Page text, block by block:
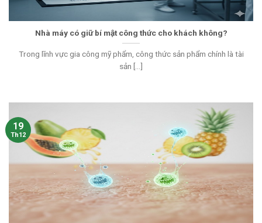
Nhà máy có giữ bí mật công thức cho khách không?
Trong lĩnh vực gia công mỹ phẩm, công thức sản phẩm chính là tài
sản [...]
19
Th12